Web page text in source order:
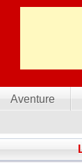
Aventure